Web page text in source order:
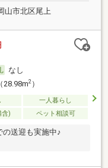
山市北区尾上
なし
28.98m2）
一人暮らし
含) ペット相談可
の送迎も実施中♪